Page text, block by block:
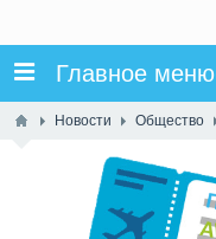
Главное меню
Новости Общество